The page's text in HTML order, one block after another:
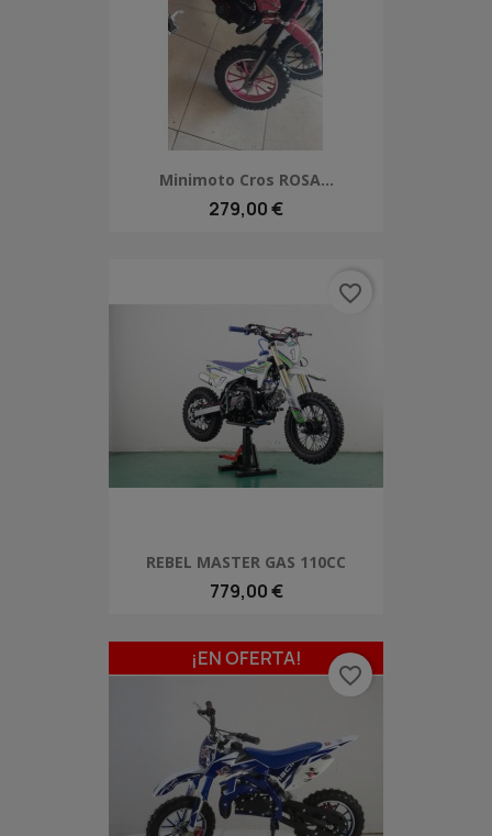
Minimoto Cros ROSA...
279,00 €
REBEL MASTER GAS 110CC
779,00 €
favorite_border
¡EN OFERTA!
favorite_border